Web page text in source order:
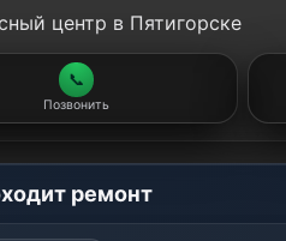
центр в Пятигорске
📞
Позвонить
ремонт